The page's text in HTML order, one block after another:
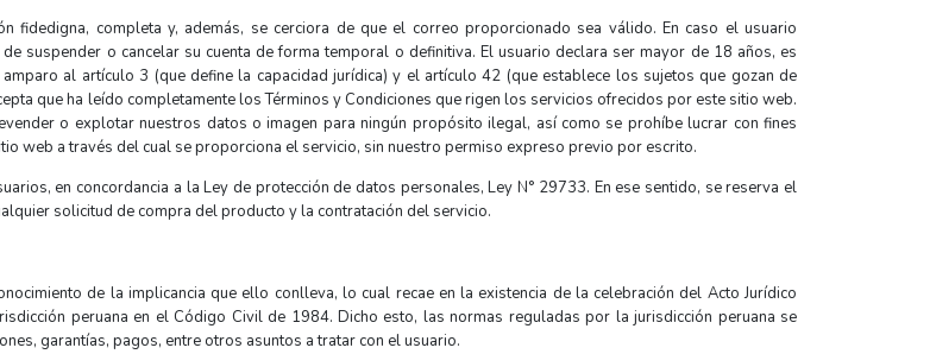
fidedigna, completa y, además, se cerciora de que el correo proporcionado sea válido. En caso el usuario
suspender o cancelar su cuenta de forma temporal o definitiva. El usuario declara ser mayor de 18 años, es
al artículo 3 (que define la capacidad jurídica) y el artículo 42 (que establece los sujetos que gozan de
que ha leído completamente los Términos y Condiciones que rigen los servicios ofrecidos por este sitio web.
o explotar nuestros datos o imagen para ningún propósito ilegal, así como se prohíbe lucrar con fines
web a través del cual se proporciona el servicio, sin nuestro permiso expreso previo por escrito.
en concordancia a la Ley de protección de datos personales, Ley N° 29733. En ese sentido, se reserva el
solicitud de compra del producto y la contratación del servicio.
de la implicancia que ello conlleva, lo cual recae en la existencia de la celebración del Acto Jurídico
peruana en el Código Civil de 1984. Dicho esto, las normas reguladas por la jurisdicción peruana se
garantías, pagos, entre otros asuntos a tratar con el usuario.